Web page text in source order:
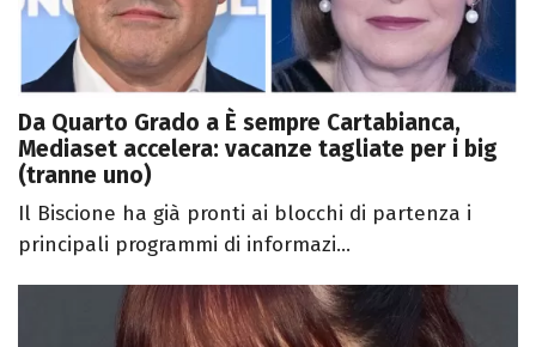
Da Quarto Grado a È sempre Cartabianca,
Mediaset accelera: vacanze tagliate per i big
(tranne uno)
Il Biscione ha già pronti ai blocchi di partenza i
principali programmi di informazi...